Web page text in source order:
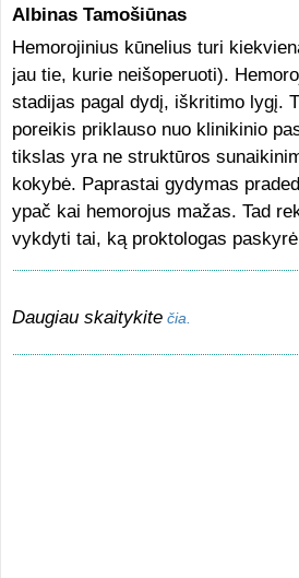
Albinas Tamošiūnas
Hemorojinius kūnelius turi
jau tie, kurie neišoperuoti).
stadijas pagal dydį, iškritimo lygį.
poreikis priklauso nuo klinikinio
tikslas yra ne struktūros
kokybė. Paprastai gydymas
ypač kai hemorojus mažas. Tad
vykdyti tai, ką proktologas
Daugiau skaitykitečia.